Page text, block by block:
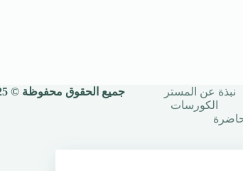
نبذة عن المستر
الكورسات
جميع الحقوق محفوظة © 2025 | أستاذ محمود السني